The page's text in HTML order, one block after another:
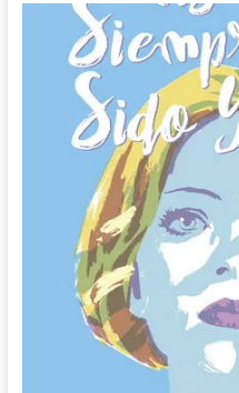
el
primer
tráiler
de
Batman:
Caped
Crusader